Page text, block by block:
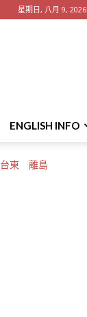
星期日, 八月 9, 2026
ENGLISH INFO
台東 離島